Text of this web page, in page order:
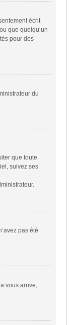
écrit
que quelqu’un
pour des
du
que toute
suivez ses
pas été
vous arrive,